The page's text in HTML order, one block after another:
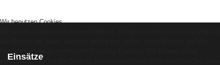
Einsätze
Wir benutzen Cookies
entscheiden, ob Sie die Cookies zulassen möchten. Bitte beachten Sie, dass